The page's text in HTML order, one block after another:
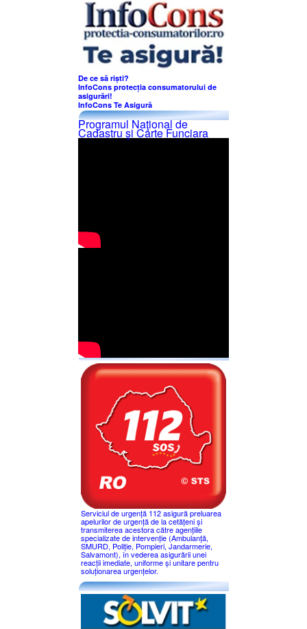
De ce să riști?
InfoCons protecția consumatorului de
asigurări!
InfoCons Te Asigură
Programul Naţional de
Cadastru şi Carte Funciara
Serviciul de urgență 112 asigură preluarea
apelurilor de urgență de la cetățeni și
transmiterea acestora către agențiile
specializate de intervenție (Ambulanță,
SMURD, Poliție, Pompieri, Jandarmerie,
Salvamont), în vederea asigurării unei
reacții imediate, uniforme și unitare pentru
soluționarea urgențelor.